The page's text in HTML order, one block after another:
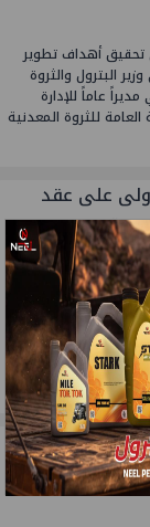
تحقيق أهداف تطوير
البترول والثروة
عاماً للإدارة
للثروة المعدنية
على عقد
التوقيع بالأحرف
الشامل للثروات
والصناعات
هيئة المواد النووية
من منتدى مصر
برعاية